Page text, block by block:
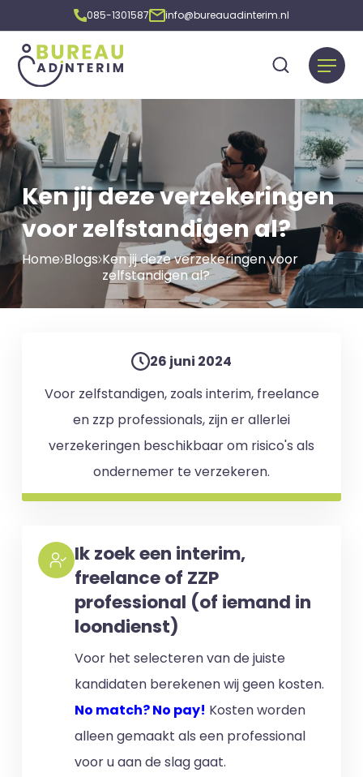
085-1301587 info@bureauadinterim.nl
Ken jij deze verzekeringen
voor zelfstandigen al?
Home Blogs Ken jij deze verzekeringen voor
zelfstandigen al?
26 juni 2024
Voor zelfstandigen, zoals interim, freelance
en zzp professionals, zijn er allerlei
verzekeringen beschikbaar om risico's als
ondernemer te verzekeren.
Ik zoek een interim,
freelance of ZZP
professional (of iemand in
loondienst)
Voor het selecteren van de juiste
kandidaten berekenen wij geen kosten.
No match? No pay! Kosten worden
alleen gemaakt als een professional
voor u aan de slag gaat.